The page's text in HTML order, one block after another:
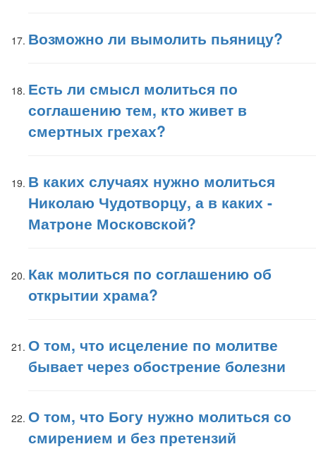
Возможно ли вымолить пьяницу?
Есть ли смысл молиться по
соглашению тем, кто живет в
смертных грехах?
В каких случаях нужно молиться
Николаю Чудотворцу, а в каких -
Матроне Московской?
Как молиться по соглашению об
открытии храма?
О том, что исцеление по молитве
бывает через обострение болезни
О том, что Богу нужно молиться со
смирением и без претензий